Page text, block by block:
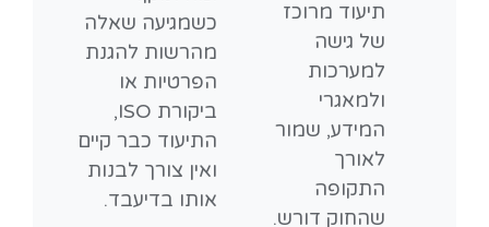
תיעוד מרוכז
של גישה
למערכות
ולמאגרי
המידע, שמור
לאורך
התקופה
שהחוק דורש.
כשמגיעה שאלה
מהרשות להגנת
הפרטיות או
ביקורת ISO,
התיעוד כבר קיים
ואין צורך לבנות
אותו בדיעבד.